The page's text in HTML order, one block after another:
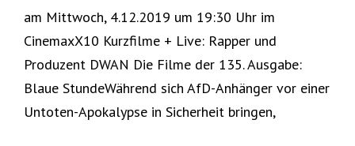
am Mittwoch, 4.12.2019 um 19:30 Uhr im
CinemaxX10 Kurzfilme + Live: Rapper und
Produzent DWAN Die Filme der 135. Ausgabe:
Blaue StundeWährend sich AfD-Anhänger vor einer
Untoten-Apokalypse in Sicherheit bringen,